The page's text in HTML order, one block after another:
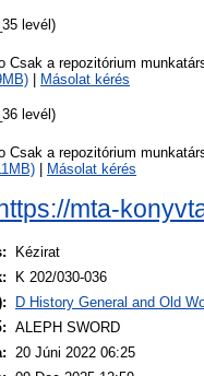
levél)
Csak a repozitórium
Másolat kérés
levél)
Csak a repozitórium
Másolat kérés
https://mta-
Kézirat
K 202/030-036
D History General and Old
ALEPH SWORD
20 Júni 2022 06:25